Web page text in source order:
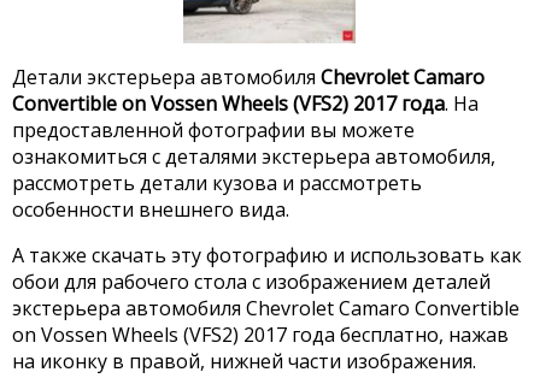
Детали экстерьера автомобиля Chevrolet Camaro
Convertible on Vossen Wheels (VFS2) 2017 года. На
предоставленной фотографии вы можете
ознакомиться с деталями экстерьера автомобиля,
рассмотреть детали кузова и рассмотреть
особенности внешнего вида.
А также скачать эту фотографию и использовать как
обои для рабочего стола с изображением деталей
экстерьера автомобиля Chevrolet Camaro Convertible
on Vossen Wheels (VFS2) 2017 года бесплатно, нажав
на иконку в правой, нижней части изображения.